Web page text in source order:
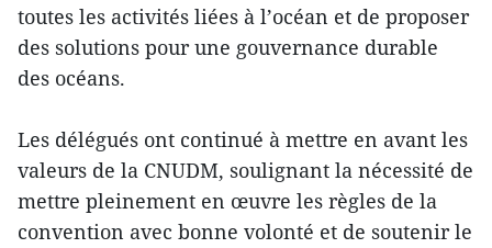
toutes les activités liées à l’océan et de proposer
des solutions pour une gouvernance durable
des océans.
Les délégués ont continué à mettre en avant les
valeurs de la CNUDM, soulignant la nécessité de
mettre pleinement en œuvre les règles de la
convention avec bonne volonté et de soutenir le